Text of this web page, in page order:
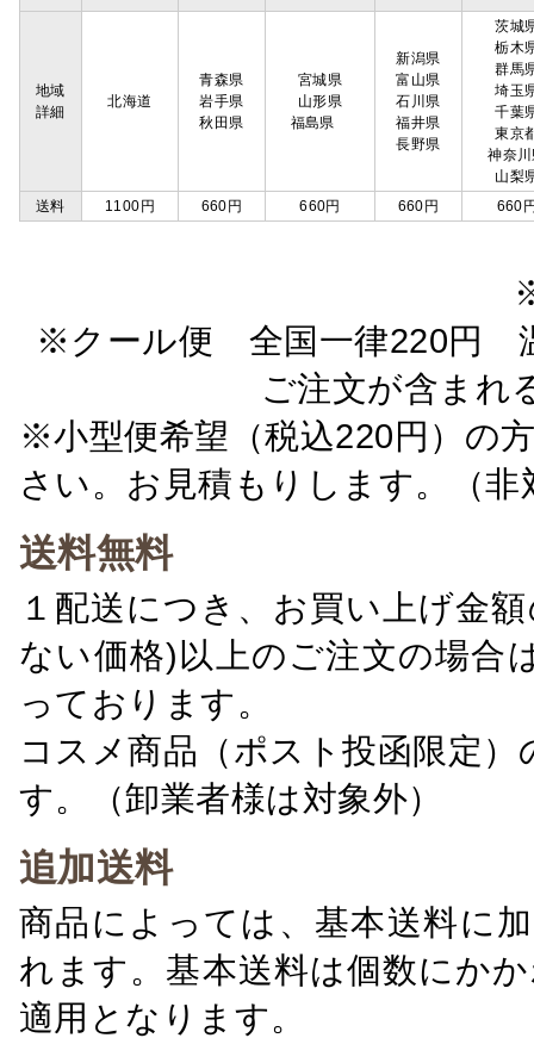
地域
詳細
北海道
青森県
岩手県
秋田県
宮城県
山形県
福島県
新潟県
富山県
石川県
福井県
長野県
茨城
栃木
群馬
埼玉
千葉
東京
神奈
山梨
送料
1100円 660円 660円 660円 660
※クール便 全国一律220円
ご注文が含ま
※小型便希望（税込220円）の
さい。お見積もりします。（非
送料無料
１配送につき、お買い上げ金
ない価格)以上のご注文の場合
っております。
コスメ商品（ポスト投函限定
す。（卸業者様は対象外）
追加送料
商品によっては、基本送料に
れます。基本送料は個数にか
適用となります。